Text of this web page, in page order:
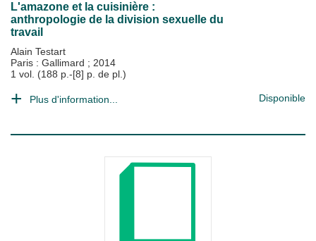
L'amazone et la cuisinière :
anthropologie de la division sexuelle du
travail
Alain Testart
Paris : Gallimard ; 2014
1 vol. (188 p.-[8] p. de pl.)
Plus d'information... Disponible